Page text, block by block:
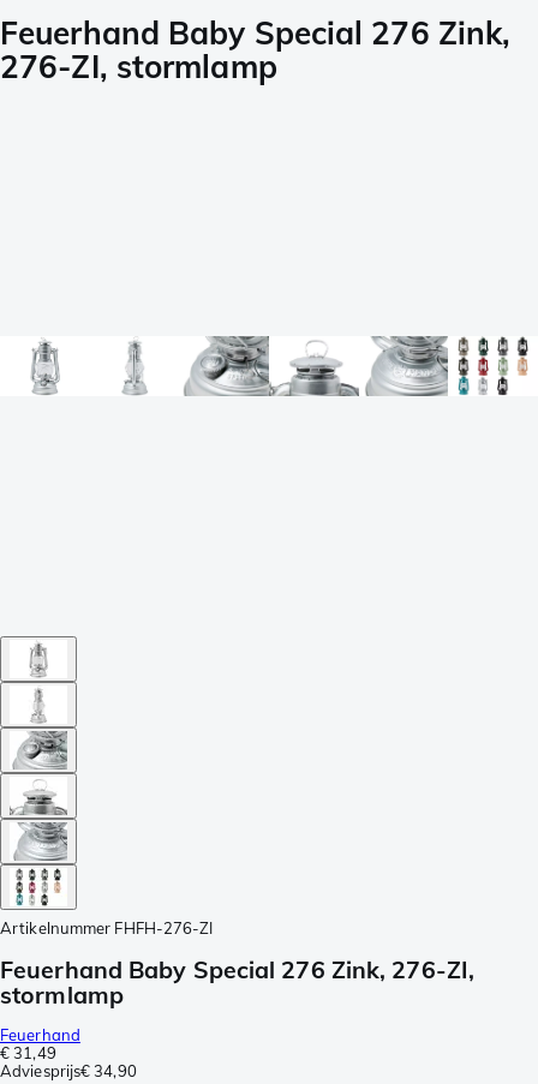
Feuerhand Baby Special 276 Zink,
276-ZI, stormlamp
Artikelnummer FHFH-276-ZI
Feuerhand Baby Special 276 Zink, 276-ZI,
stormlamp
Feuerhand
€ 31,49
Adviesprijs€ 34,90